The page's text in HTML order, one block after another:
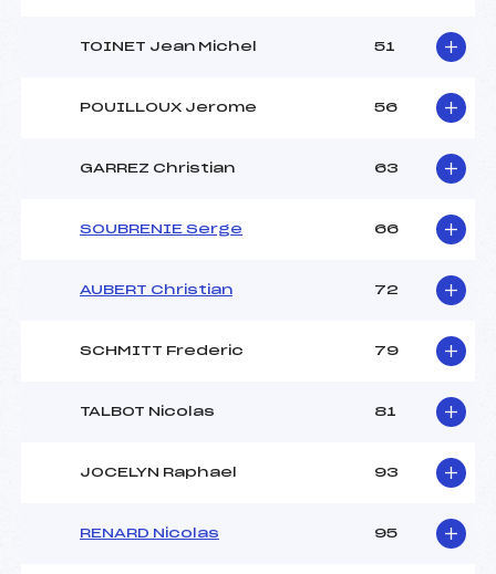
TOINET Jean Michel 51
POUILLOUX Jerome 56
GARREZ Christian 63
SOUBRENIE Serge 66
AUBERT Christian 72
SCHMITT Frederic 79
TALBOT Nicolas 81
JOCELYN Raphael 93
RENARD Nicolas 95